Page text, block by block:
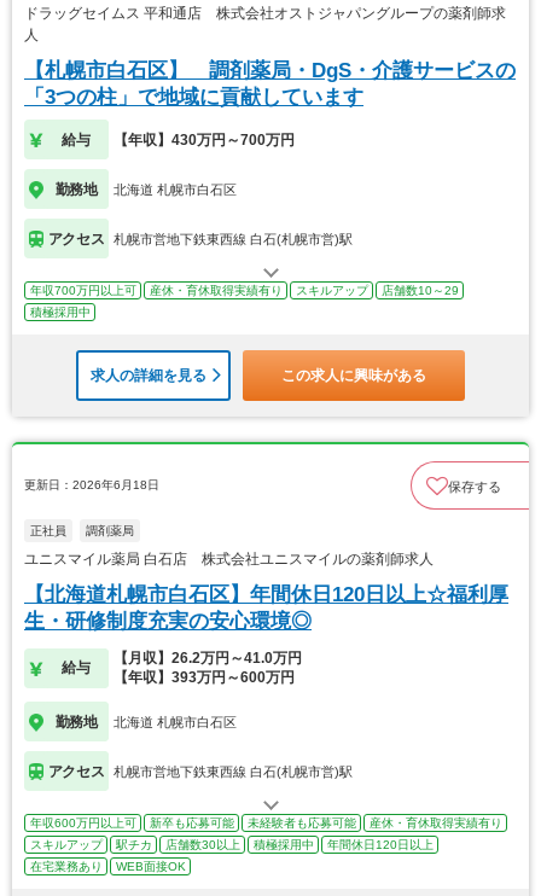
ドラッグセイムス 平和通店 株式会社オストジャパングループの薬剤師求
人
【札幌市白石区】 調剤薬局・DgS・介護サービスの
「3つの柱」で地域に貢献しています
給与 【年収】430万円～700万円
勤務地 北海道 札幌市白石区
アクセス 札幌市営地下鉄東西線 白石(札幌市営)駅
年収700万円以上可 産休・育休取得実績有り スキルアップ
店舗数10～29
積極採用中
求人の詳細を見る この求人に興味がある
更新日：2026年6月18日 保存する
正社員 調剤薬局
ユニスマイル薬局 白石店 株式会社ユニスマイルの薬剤師求人
【北海道札幌市白石区】年間休日120日以上☆福利厚
生・研修制度充実の安心環境◎
給与
【月収】26.2万円～41.0万円
【年収】393万円～600万円
勤務地 北海道 札幌市白石区
アクセス 札幌市営地下鉄東西線 白石(札幌市営)駅
年収600万円以上可 新卒も応募可能 未経験者も応募可能
産休・育休取得実績有り
スキルアップ
駅チカ 店舗数30以上 積極採用中
年間休日120日以上
在宅業務あり
WEB面接OK